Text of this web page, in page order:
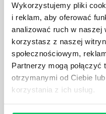
Wykorzystujemy pliki
i reklam, aby oferować
analizować ruch w naszej
korzystasz z naszej
społecznościowym,
Partnerzy mogą
otrzymanymi od Ciebie
korzystania z ich usług.
JAKIE ZADANIA
PRACOWNICY
AGILE to coraz
mniejszej) firmie
projektów biznesowych.
zatrudniona w takim